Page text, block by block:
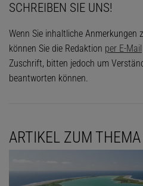
SCHREIBEN SIE UNS!
Wenn Sie inhaltliche Anmerkungen
können Sie die Redaktion per E-Mail
Zuschrift, bitten jedoch um
beantworten können.
ARTIKEL ZUM THEMA